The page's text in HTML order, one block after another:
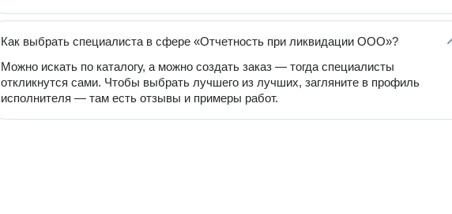
Как выбрать специалиста в сфере «Отчетность при ликвидации ООО»?
Можно искать по каталогу, а можно создать заказ — тогда специалисты
откликнутся сами. Чтобы выбрать лучшего из лучших, загляните в профиль
исполнителя — там есть отзывы и примеры работ.